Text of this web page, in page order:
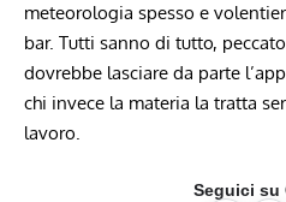
meteorologia spesso e
bar. Tutti sanno di tutto,
dovrebbe lasciare da parte
chi invece la materia la tratta
lavoro.
Seguici su